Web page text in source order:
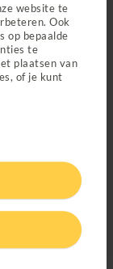
website te
Ook
op bepaalde
te
plaatsen van
of je kunt